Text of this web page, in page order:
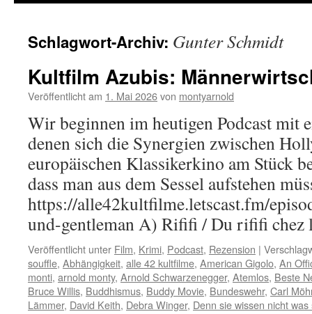
Schlagwort-Archiv: Gunter Schmidt
Kultfilm Azubis:
Veröffentlicht am 1. Mai 2026von montyarnold
Wir beginnen im heutigen Podcast mit
denen sich die Synergien zwischen
europäischen Klassikerkino am Stück
dass man aus dem Sessel aufstehen
https://alle42kultfilme.letscast.fm/
und-gentleman A) Rififi / Du rififi
Veröffentlicht unter Film, Krimi, Podcast, Rezension |
souffle, Abhängigkeit, alle 42 kultfilme, American Gigolo, An
monti, arnold monty, Arnold Schwarzenegger, Atemlos, Beste
Bruce Willis, Buddhismus, Buddy Movie, Bundeswehr, Carl
Lämmer, David Keith, Debra Winger, Denn sie wissen nicht was